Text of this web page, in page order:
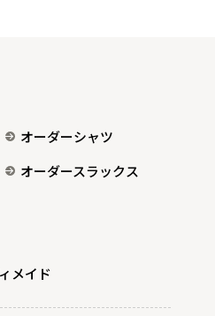
オーダーシャツ
オーダースラックス
メイド